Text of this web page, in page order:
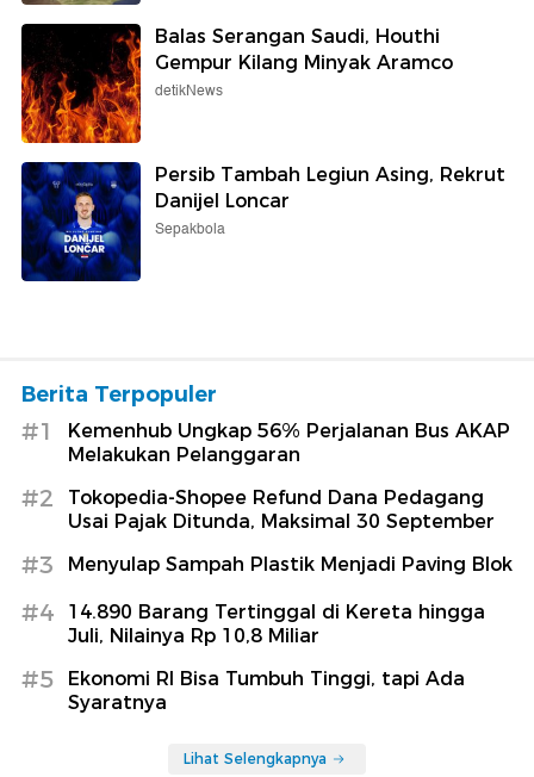
Balas Serangan Saudi, Houthi
Gempur Kilang Minyak Aramco
detikNews
Persib Tambah Legiun Asing, Rekrut
Danijel Loncar
Sepakbola
Berita Terpopuler
#1
Kemenhub Ungkap 56% Perjalanan Bus AKAP
Melakukan Pelanggaran
#2
Tokopedia-Shopee Refund Dana Pedagang
Usai Pajak Ditunda, Maksimal 30 September
#3 Menyulap Sampah Plastik Menjadi Paving Blok
#4
14.890 Barang Tertinggal di Kereta hingga
Juli, Nilainya Rp 10,8 Miliar
#5
Ekonomi RI Bisa Tumbuh Tinggi, tapi Ada
Syaratnya
Lihat Selengkapnya